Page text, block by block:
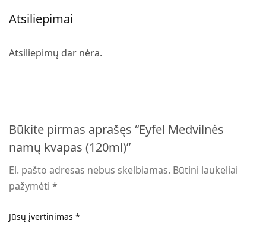
Atsiliepimai
Atsiliepimų dar nėra.
Būkite pirmas aprašęs “Eyfel Medvilnės
namų kvapas (120ml)”
El. pašto adresas nebus skelbiamas. Būtini laukeliai
pažymėti*
Jūsų įvertinimas *